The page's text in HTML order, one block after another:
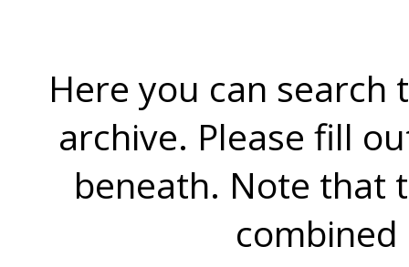
Here you can search
archive. Please fill
beneath. Note that
combined